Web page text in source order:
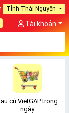
Tỉnh Thái Nguyên
Tài khoản
củ VietGAP trong
ngày